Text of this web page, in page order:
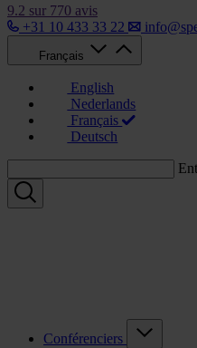
9.2 sur 770 avis
+31 10 433 33 22
Français
English
Nederlands
Français
Deutsch
Conférenciers